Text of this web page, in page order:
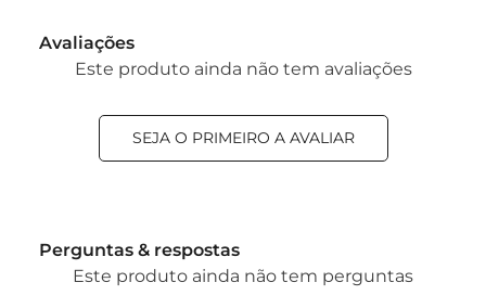
Avaliações
Este produto ainda não tem avaliações
SEJA O PRIMEIRO A AVALIAR
Perguntas & respostas
Este produto ainda não tem perguntas